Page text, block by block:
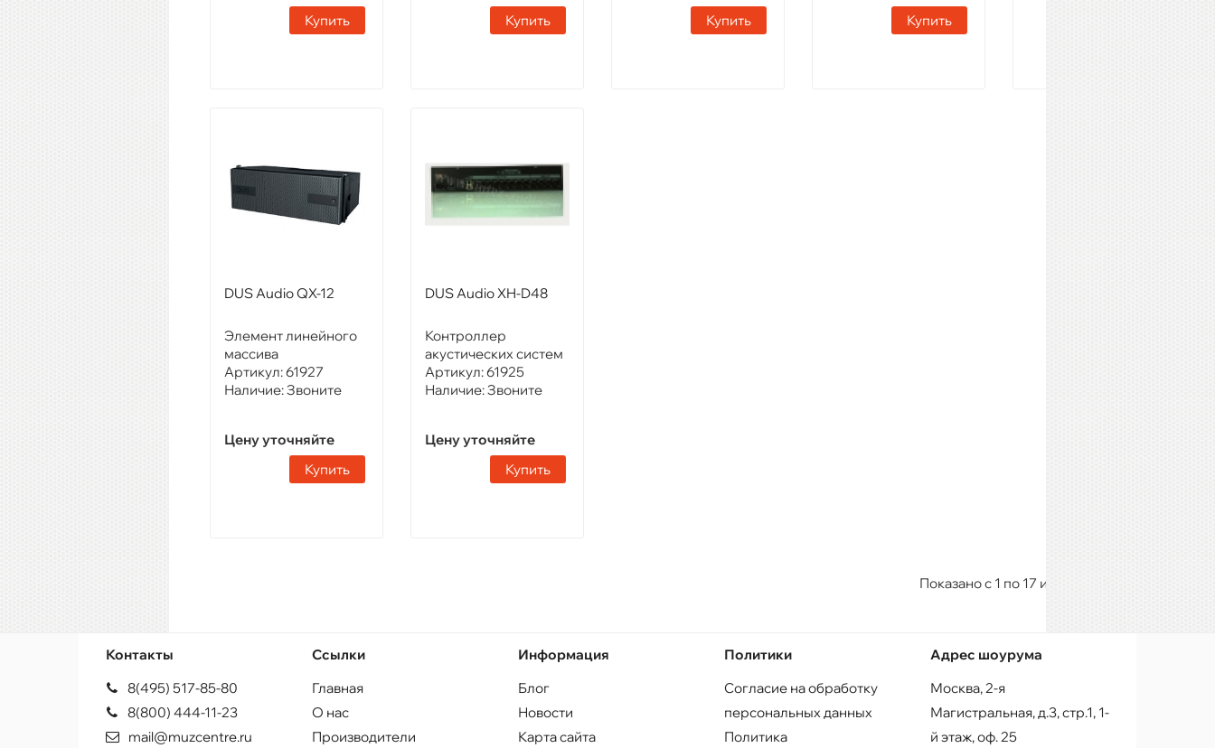
Купить
Купить
Купить
Купить
DUS Audio QX-12
Элемент линейного
массива
Артикул:61927
Наличие:Звоните
Цену уточняйте
Купить
DUS Audio XH-D48
Контроллер
акустических систем
Артикул:61925
Наличие:Звоните
Цену уточняйте
Купить
Показано с 1 по 17 из 17 (всего 1 страниц)
Контакты
8(495) 517-85-80
8(800) 444-11-23
mail@muzcentre.ru
Ссылки
Главная
О нас
Производители
Информация
Блог
Новости
Карта сайта
Политики
Согласие на обработку
персональных данных
Политика
Адрес шоурума
Москва, 2-я
Магистральная, д.3, стр.1, 1-
й этаж, оф. 25